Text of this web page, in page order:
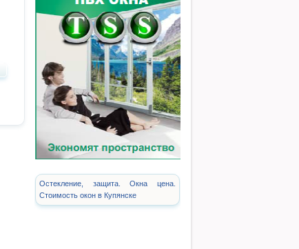
Остекление, защита. Окна цена.
Стоимость окон в Купянске